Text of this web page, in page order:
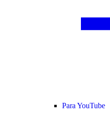
Para YouTube